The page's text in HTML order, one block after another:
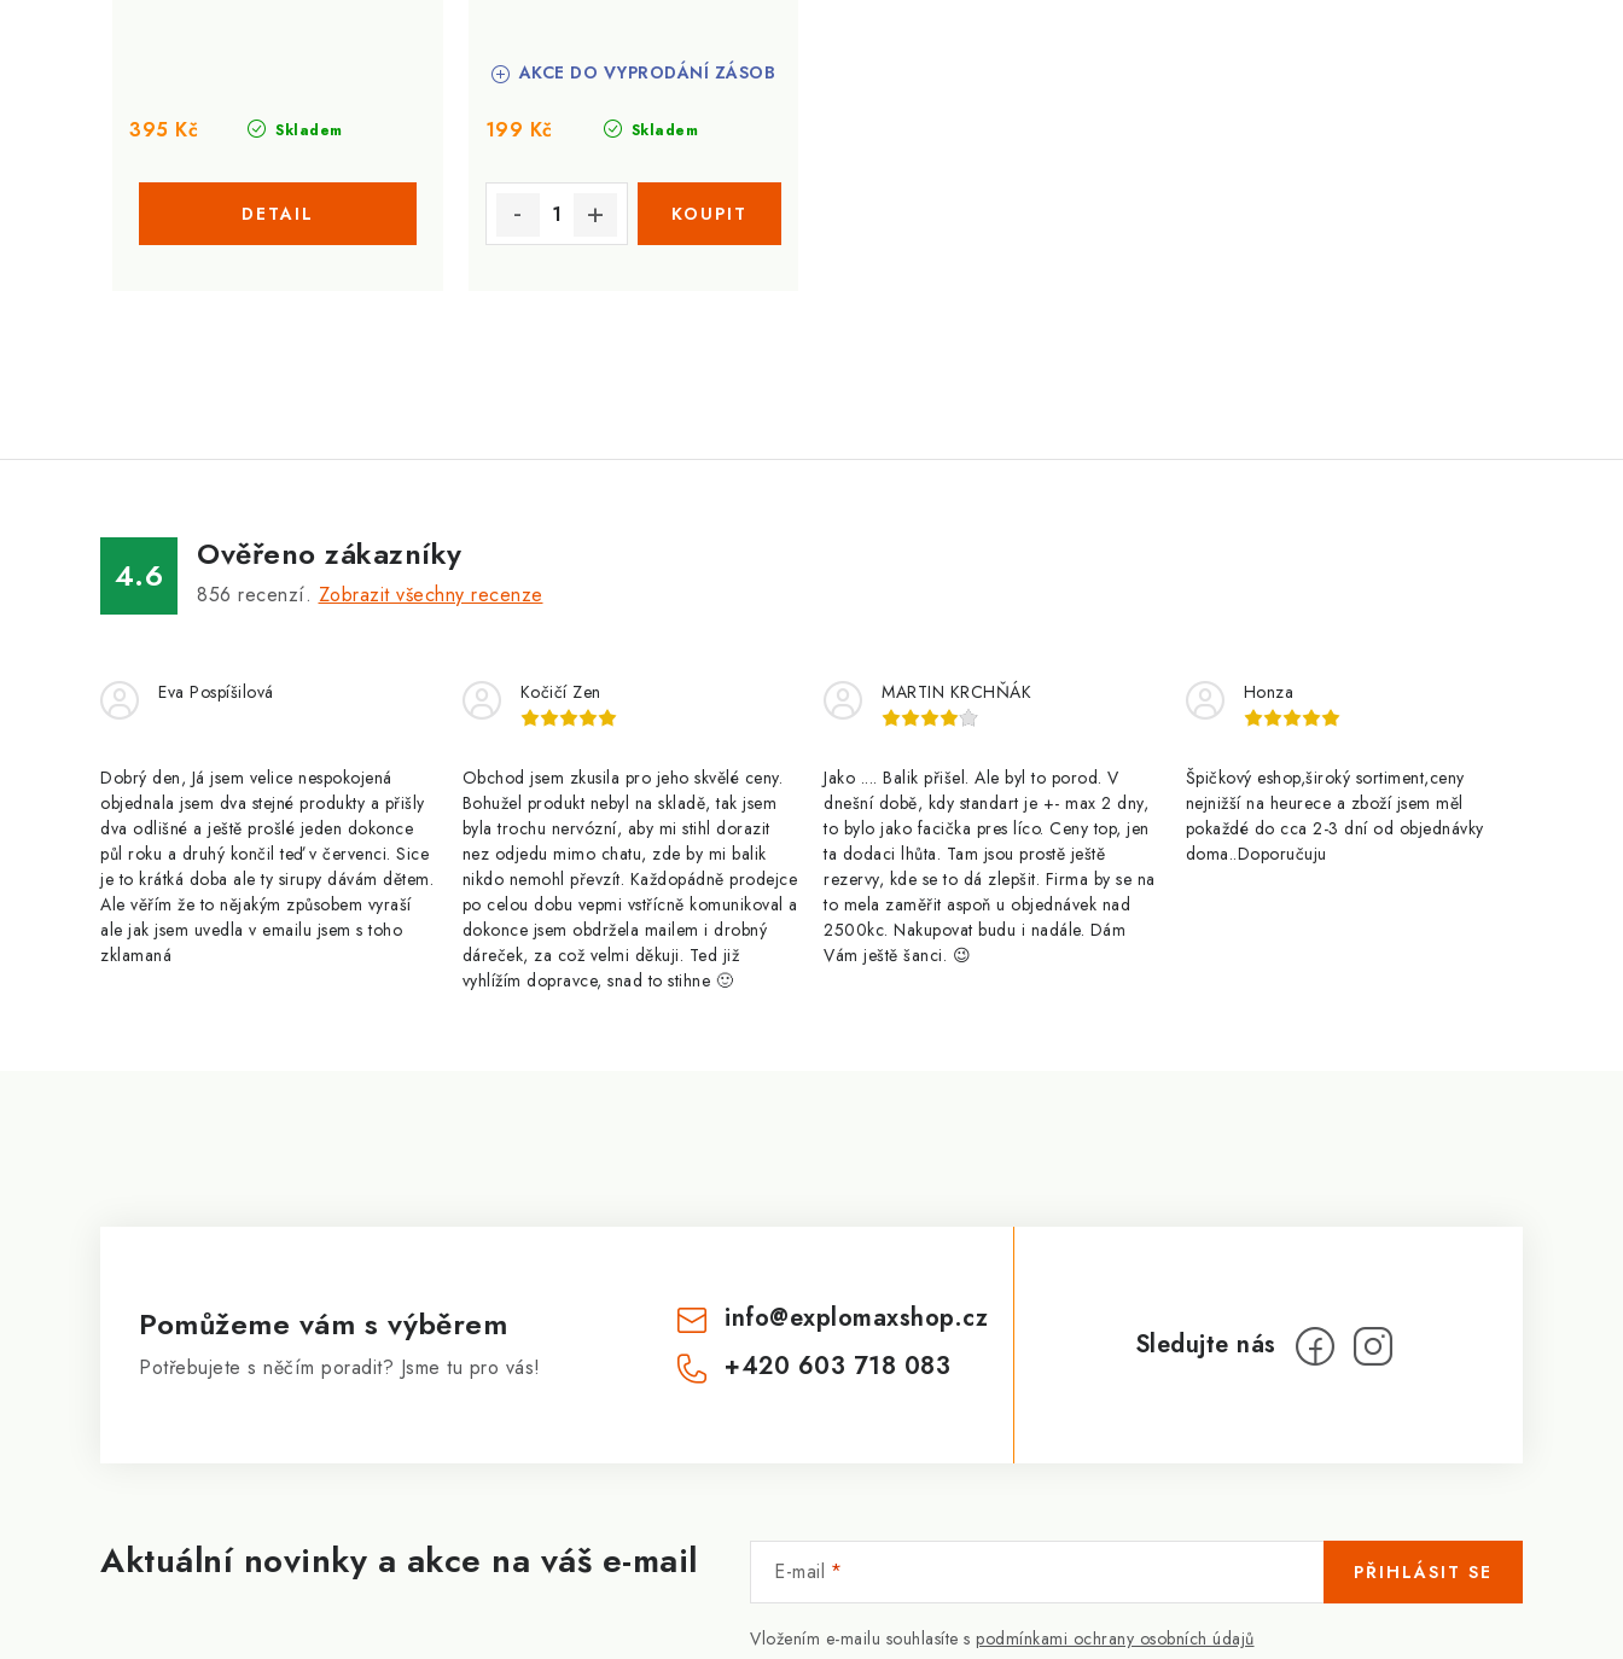
Skladem
395 Kč
AKCE DO VYPRODÁNÍ ZÁSOB
Skladem
199 Kč
í
p
r
v
k
y
v
ý
4.6
Ověřeno zákazníky
856 recenzí. Zobrazit všechny recenze
Eva Pospíšilová
Dobrý den, Já jsem velice nespokojená
objednala jsem dva stejné produkty a přišly
dva odlišné a ještě prošlé jeden dokonce
půl roku a druhý končil teď v červenci. Sice
je to krátká doba ale ty sirupy dávám dětem.
Ale věřím že to nějakým způsobem vyraší
ale jak jsem uvedla v emailu jsem s toho
zklamaná
Kočičí Zen
Obchod jsem zkusila pro jeho skvělé ceny.
Bohužel produkt nebyl na skladě, tak jsem
byla trochu nervózní, aby mi stihl dorazit
nez odjedu mimo chatu, zde by mi balik
nikdo nemohl převzít. Každopádně prodejce
po celou dobu vepmi vstřícně komunikoval a
dokonce jsem obdržela mailem i drobný
dáreček, za což velmi děkuji. Ted již
vyhlížím dopravce, snad to stihne 🙂
MARTIN KRCHŇÁK
Jako .... Balik přišel. Ale byl to porod. V
dnešní době, kdy standart je +- max 2 dny,
to bylo jako facička pres líco. Ceny top, jen
ta dodaci lhůta. Tam jsou prostě ještě
rezervy, kde se to dá zlepšit. Firma by se na
to mela zaměřit aspoň u objednávek nad
2500kc. Nakupovat budu i nadále. Dám
Vám ještě šanci. 😉
Honza
Špičkový eshop,široký sortiment,ceny
nejnižší na heurece a zboží jsem měl
pokaždé do cca 2-3 dní od objednávky
doma..Doporučuju
Aktuální novinky a akce na váš e-mail E-mail
Vložením e-mailu souhlasíte s podmínkami ochrany osobních údajů
PŘIHLÁSIT SE
Pomůžeme vám s výběrem
Potřebujete s něčím poradit? Jsme tu pro vás!
info@explomaxshop.cz
+420 603 718 083